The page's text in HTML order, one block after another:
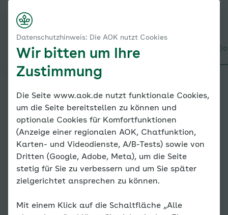
Alles über den Coach Mein Coach Meine
Online-Coach Bluthochdruck
Meine Dokumentationen
Mein Blutdruck und Puls
Online-
Coach
Bluthoc
hdruck
Datenschutzhinweis: Die AOK nutzt Cookies
Wir bitten um Ihre
Zustimmung
Die Seite www.aok.de nutzt funktionale Cookies,
um die Seite bereitstellen zu können und
optionale Cookies für Komfortfunktionen
(Anzeige einer regionalen AOK, Chatfunktion,
Karten- und Videodienste, A/B-Tests) sowie von
Dritten (Google, Adobe, Meta), um die Seite
stetig für Sie zu verbessern und um Sie später
zielgerichtet ansprechen zu können.
Mit einem Klick auf die Schaltfläche „Alle